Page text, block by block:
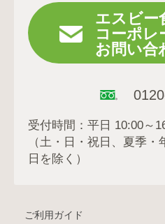
エスビー
コーポレ
お問い合
受付時間：平日 10:00～
（土・日・祝日、夏季
日を除く）
ご利用ガイド